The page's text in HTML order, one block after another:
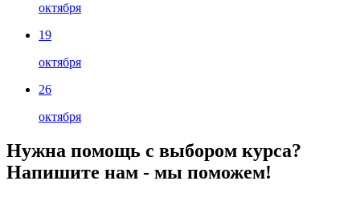
октября
19
октября
26
октября
Нужна помощь с выбором курса?
Напишите нам - мы поможем!